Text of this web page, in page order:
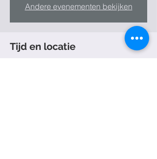
Andere evenementen bekijken
Tijd en locatie